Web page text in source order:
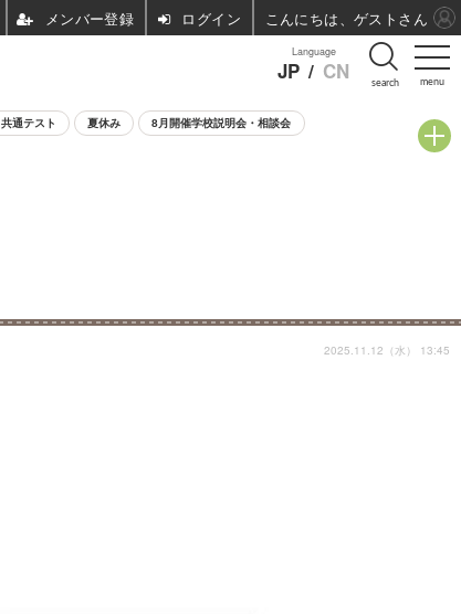
menu
Language
JP / CN search
共通テスト 夏休み 8月開催学校説明会・相談会
2025.11.12（水） 13:45
ログイン こんにちは、ゲストさん